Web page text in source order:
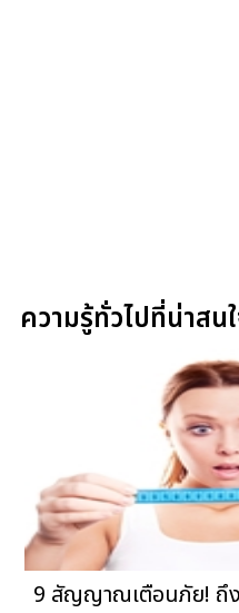
ความรู้ทั่วไปที่น่าสน
9 สัญญาณเตือนภัย! ถึง